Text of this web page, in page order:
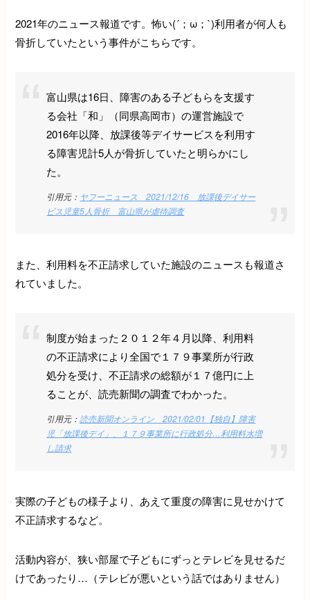
2021年のニュース報道です。怖い(´；ω；`)利用者が何人も
骨折していたという事件がこちらです。
富山県は16日、障害のある子どもらを支援す
る会社「和」（同県高岡市）の運営施設で
2016年以降、放課後等デイサービスを利用す
る障害児計5人が骨折していたと明らかにし
た。
引用元： ヤフーニュース 2021/12/16 放課後デイサー
ビス児童5人骨折 富山県が虐待調査
また、利用料を不正請求していた施設のニュースも報道さ
れていました。
制度が始まった２０１２年４月以降、利用料
の不正請求により全国で１７９事業所が行政
処分を受け、不正請求の総額が１７億円に上
ることが、読売新聞の調査でわかった。
引用元：読売新聞オンライン 2021/02/01【独自】障害
児「放課後デイ」、１７９事業所に行政処分…利用料水増
し請求
実際の子どもの様子より、あえて重度の障害に見せかけて
不正請求するなど。
活動内容が、狭い部屋で子どもにずっとテレビを見せるだ
けであったり…（テレビが悪いという話ではありません）